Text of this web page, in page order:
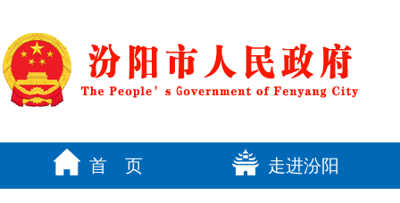
首 页 走进汾阳